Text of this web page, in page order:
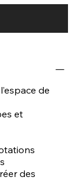
de
et
des